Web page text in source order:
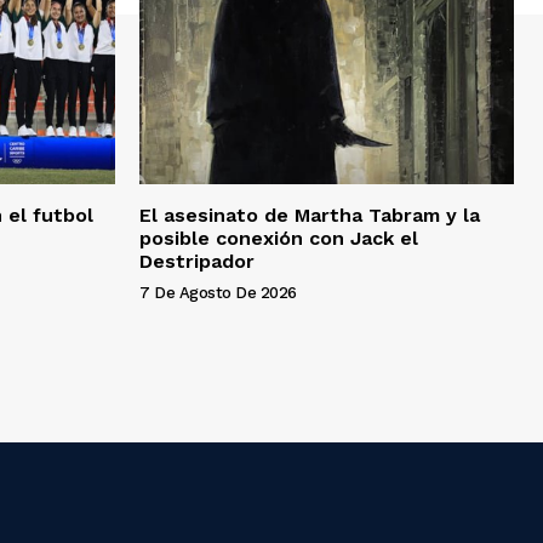
el futbol
El asesinato de Martha Tabram y la
posible conexión con Jack el
Destripador
7 De Agosto De 2026